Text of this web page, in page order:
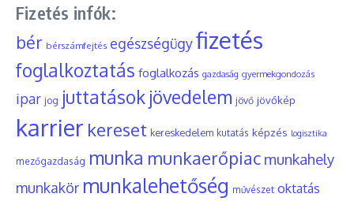
Fizetés infók:
bér bérszámfejtés egészségügyfizetés
foglalkoztatás foglalkozás gazdaság gyermekgondozás
ipar jog juttatások jövedelem jövő jövőkép
karrier kereset kereskedelem kutatás képzés logisztika
mezőgazdaság munka munkaerőpiac munkahely
munkakör munkalehetőség művészet oktatás